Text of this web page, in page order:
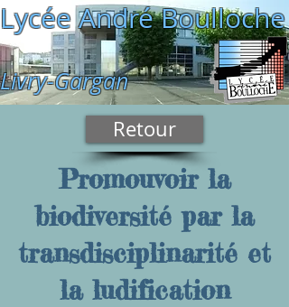
Lycée André Boulloche
Livry-Gargan
Retour
Promouvoir la
biodiversité par la
transdisciplinarité et
la ludification